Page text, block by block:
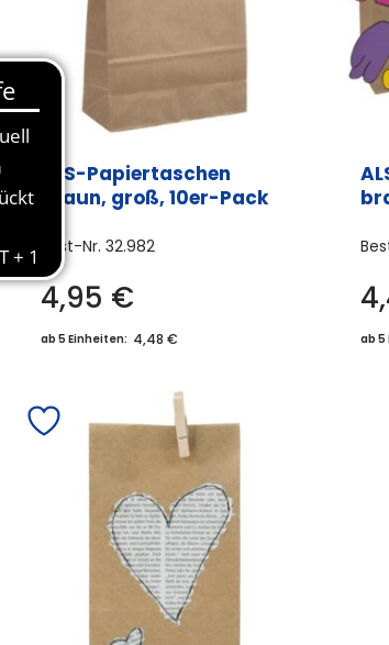
ALS-Papiertaschen
braun, groß, 10er-Pack
Best-Nr.32.982
4,95 €
ab 5 Einheiten: 4,48 € ab 5